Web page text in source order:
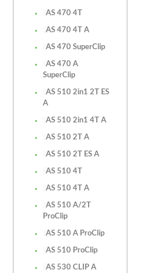
AS 470 4T
AS 470 4T A
AS 470 SuperClip
AS 470 A
SuperClip
AS 510 2in1 2T ES
A
AS 510 2in1 4T A
AS 510 2T A
AS 510 2T ES A
AS 510 4T
AS 510 4T A
AS 510 A/2T
ProClip
AS 510 A ProClip
AS 510 ProClip
AS 530 CLIP A